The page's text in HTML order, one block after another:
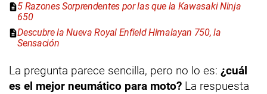
5 Razones Sorprendentes por las que la Kawasaki Ninja
650
Descubre la Nueva Royal Enfield Himalayan 750, la
Sensación
La pregunta parece sencilla, pero no lo es: ¿cuál
es el mejor neumático para moto? La respuesta